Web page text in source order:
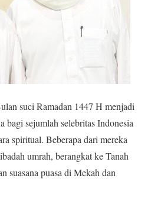
suci Ramadan 1447 H menjadi
bagi sejumlah selebritas Indonesia
spiritual. Beberapa dari mereka
umrah, berangkat ke Tanah
suasana puasa di Mekah dan